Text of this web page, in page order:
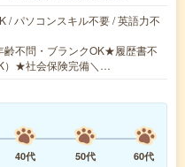
/ パソコンスキル不要 / 英語力不
不問・ブランクOK★履歴書不
）★社会保険完備＼…
40代 50代
60代